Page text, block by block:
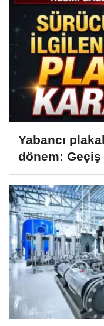
Yabancı
dönem: